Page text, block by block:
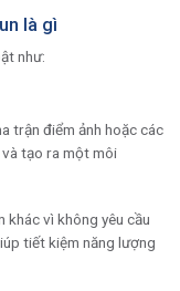
là gì
như:
trận điểm ảnh hoặc các
tạo ra một môi
khác vì không yêu cầu
tiết kiệm năng lượng